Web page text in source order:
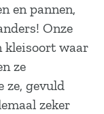
en pannen,
Onze
kleisoort waar
ze
ze, gevuld
zeker